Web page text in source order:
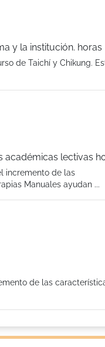
y la institución. horas
de Taichí y Chikung.
académicas lectivas
incremento de las
Manuales ayudan ...
de las